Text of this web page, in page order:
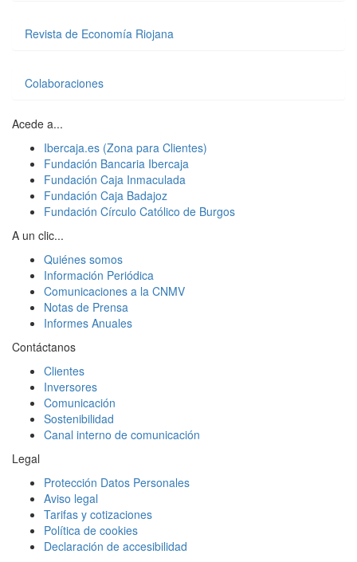
Revista de Economía Riojana
Colaboraciones
Acede a...
Ibercaja.es (Zona para Clientes)
Fundación Bancaria Ibercaja
Fundación Caja Inmaculada
Fundación Caja Badajoz
Fundación Círculo Católico de Burgos
A un clic...
Quiénes somos
Información Periódica
Comunicaciones a la CNMV
Notas de Prensa
Informes Anuales
Contáctanos
Clientes
Inversores
Comunicación
Sostenibilidad
Canal interno de comunicación
Legal
Protección Datos Personales
Aviso legal
Tarifas y cotizaciones
Política de cookies
Declaración de accesibilidad